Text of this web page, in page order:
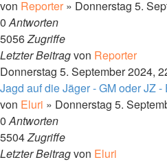
von Reporter » Donnerstag 5.
0Antworten
5056Zugriffe
Letzter Beitragvon Reporter
Donnerstag 5. September 2024,
Jagd auf die Jäger - GM oder JZ -
von Eluri » Donnerstag 5.
0Antworten
5504Zugriffe
Letzter Beitragvon Eluri